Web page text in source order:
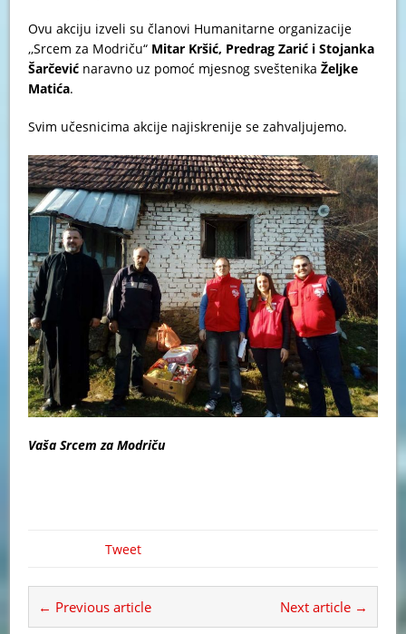
Ovu akciju izveli su članovi Humanitarne organizacije
,,Srcem za Modriču“ Mitar Kršić, Predrag Zarić i Stojanka
Šarčević naravno uz pomoć mjesnog sveštenikaŽeljke
Matića.
Svim učesnicima akcije najiskrenije se zahvaljujemo.
Vaša Srcem za Modriču
Tweet
← Previous article Next article →